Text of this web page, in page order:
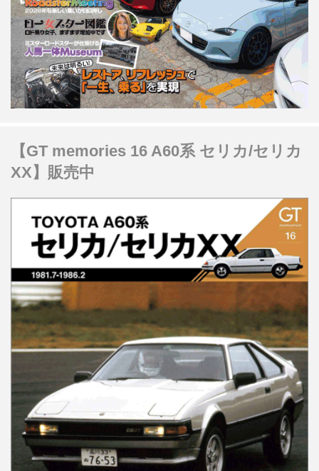
【GT memories 16 A60系 セリカ/セリカ
XX】販売中